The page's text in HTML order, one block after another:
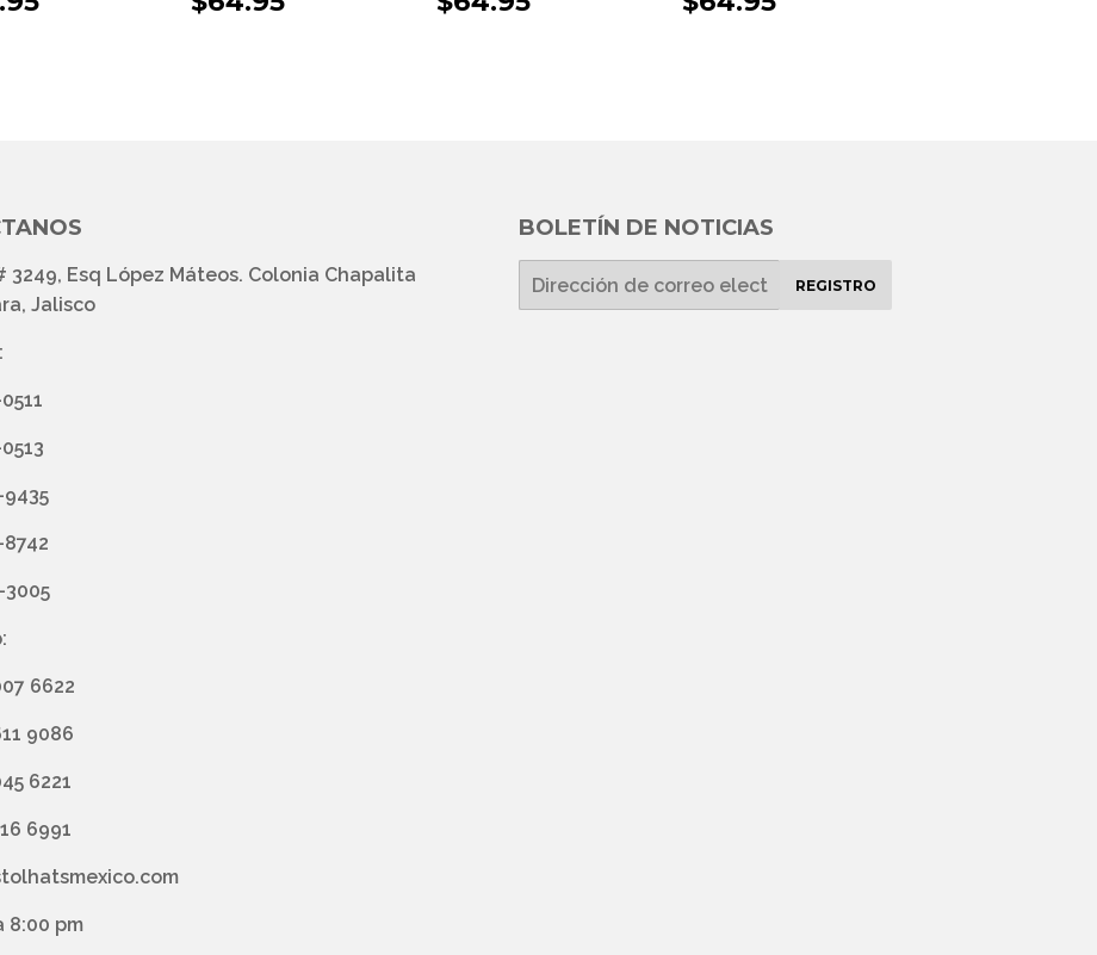
HABITUAL HABITUAL HABITUAL
3249, Esq López Máteos. Colonia Chapalita
Jalisco
9435
8742
3005
6622
9086
6221
6991
8:00 pm
BOLETÍN DE NOTICIAS
E-
REGISTRO